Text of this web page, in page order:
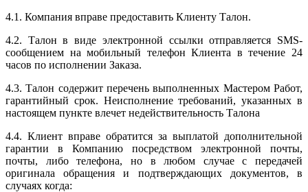
4.1. Компания вправе предоставить Клиенту Талон.
4.2. Талон в виде электронной ссылки отправляется SMS-
сообщением на мобильный телефон Клиента в течение 24
часов по исполнении Заказа.
4.3. Талон содержит перечень выполненных Мастером Работ,
гарантийный срок. Неисполнение требований, указанных в
настоящем пункте влечет недействительность Талона
4.4. Клиент вправе обратится за выплатой дополнительной
гарантии в Компанию посредством электронной почты,
почты, либо телефона, но в любом случае с передачей
оригинала обращения и подтверждающих документов, в
случаях когда: